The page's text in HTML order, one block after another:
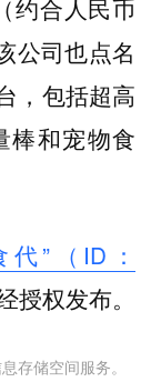
约合人民币
公司也点名
，包括超高
棒和宠物食
代”（ID：
授权发布。
存储空间服务。